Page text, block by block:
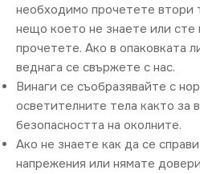
необходимо прочетете втори
нещо което не знаете или сте
прочетете. Ако в опаковката
веднага се свържете с нас.
Винаги се съобразявайте с
осветителните тела както за
безопасността на околните.
Ако не знаете как да се
напрежения или нямате